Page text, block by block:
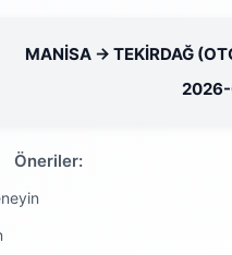
MANİSA → TEKİRDAĞ
Öneriler: